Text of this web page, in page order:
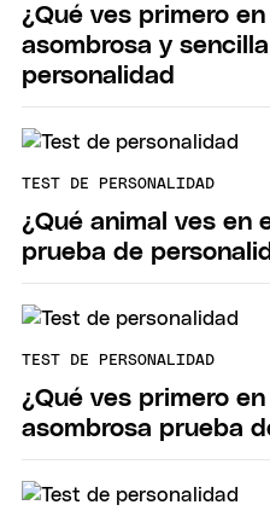
¿Qué ves primero
asombrosa y
personalidad
TEST DE PERSONALIDAD
¿Qué animal ves en
prueba de
TEST DE PERSONALIDAD
¿Qué ves primero
asombrosa prueba